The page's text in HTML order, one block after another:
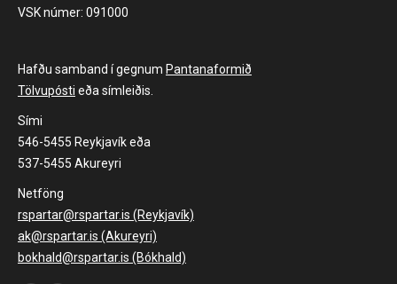
VSK númer: 091000
Hafðu samband í gegnum Pantanaformið
Tölvupósti eða símleiðis.
Sími
546-5455 Reykjavík eða
537-5455 Akureyri
Netföng
rspartar@rspartar.is (Reykjavík)
ak@rspartar.is (Akureyri)
bokhald@rspartar.is (Bókhald)